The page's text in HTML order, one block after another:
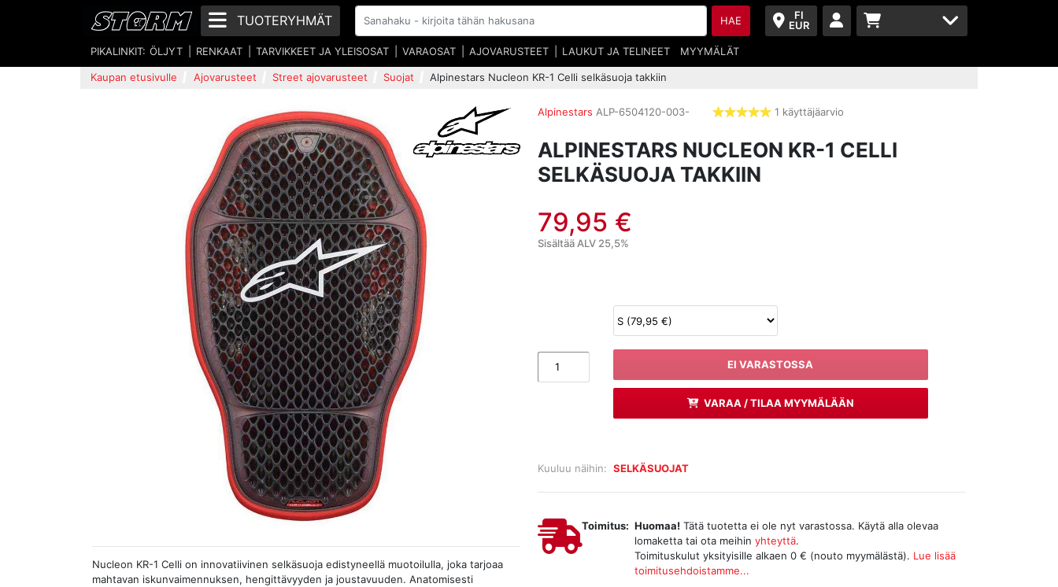
FI
EUR
TUOTERYHMÄT HAE
PIKALINKIT: ÖLJYT RENKAAT TARVIKKEET JA YLEISOSAT VARAOSAT AJOVARUSTEET LAUKUT JA TELINEET MYYMÄLÄT
Kaupan etusivulle Ajovarusteet Street ajovarusteet Suojat Alpinestars Nucleon KR-1 Celli selkäsuoja takkiin
Alpinestars ALP-6504120-003-
tähdet
1 käyttäjäarvio
ALPINESTARS NUCLEON KR-1 CELLI
SELKÄSUOJA TAKKIIN
79,95 €
Sisältää ALV 25,5%
EI VARASTOSSA
VARAA / TILAA MYYMÄLÄÄN
Kuuluu näihin: SELKÄSUOJAT
Toimitus: Huomaa! Tätä tuotetta ei ole nyt varastossa. Käytä alla olevaa
lomaketta tai ota meihin yhteyttä.
Toimituskulut yksityisille alkaen 0 € (nouto myymälästä). Lue lisää
toimitusehdoistamme...
Nucleon KR-1 Celli on innovatiivinen selkäsuoja edistyneellä muotoilulla, joka tarjoaa
mahtavan iskunvaimennuksen, hengittävyyden ja joustavuuden. Anatomisesti